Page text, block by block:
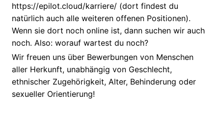
https://epilot.cloud/karriere/ (dort findest du
natürlich auch alle weiteren offenen Positionen).
Wenn sie dort noch online ist, dann suchen wir auch
noch. Also: worauf wartest du noch?
Wir freuen uns über Bewerbungen von Menschen
aller Herkunft, unabhängig von Geschlecht,
ethnischer Zugehörigkeit, Alter, Behinderung oder
sexueller Orientierung!